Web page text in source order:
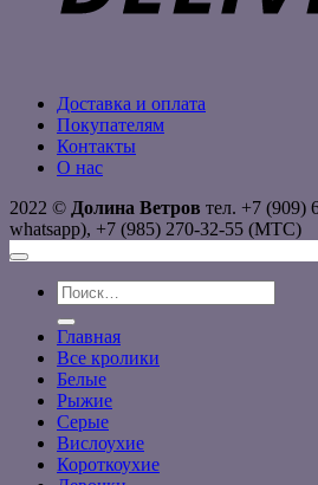
Доставка и оплата
Покупателям
Контакты
О нас
2022 © Долина Ветров тел. +7 (909)
whatsapp), +7 (985) 270-32-55 (МТС)
Искать:
Главная
Все кролики
Белые
Рыжие
Серые
Вислоухие
Короткоухие